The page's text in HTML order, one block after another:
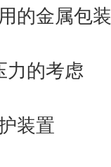
的金属包
的考虑
装置